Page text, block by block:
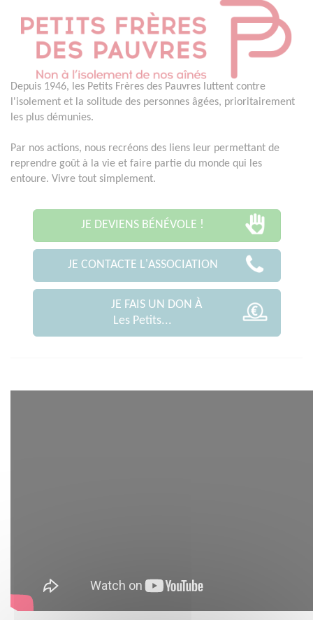
Depuis 1946, les Petits Frères des Pauvres luttent contre
l'isolement et la solitude des personnes âgées, prioritairement
les plus démunies.
Par nos actions, nous recréons des liens leur permettant de
reprendre goût à la vie et faire partie du monde qui les
entoure. Vivre tout simplement.
JE DEVIENS BÉNÉVOLE !
JE CONTACTE L'ASSOCIATION
JE FAIS UN DON À
Les Petits...